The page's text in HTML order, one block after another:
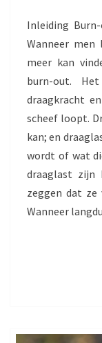
Inleiding
Wanneer
meer kan
burn-out.
draagkracht
scheef loopt.
kan; en
wordt of wat
draaglast zijn
zeggen dat ze
Wanneer